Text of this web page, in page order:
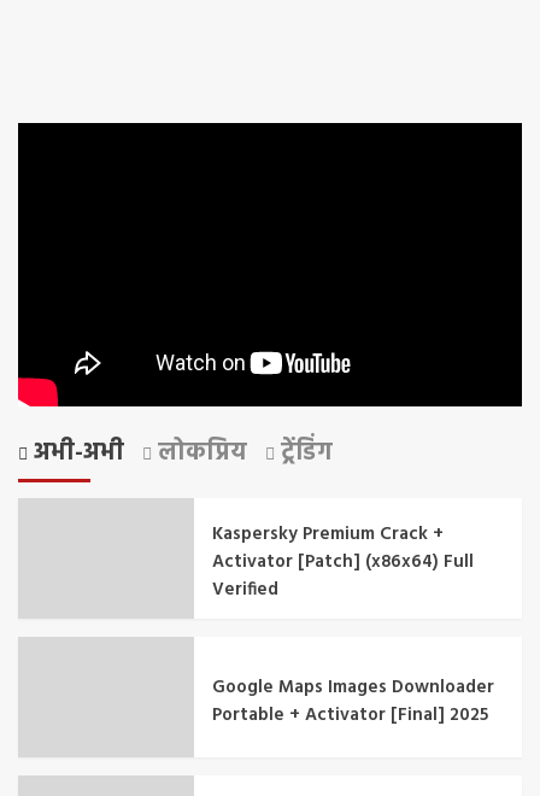
अभी-अभी लोकप्रिय ट्रेंडिंग
Kaspersky Premium Crack +
Activator [Patch] (x86x64) Full
Verified
Google Maps Images Downloader
Portable + Activator [Final] 2025